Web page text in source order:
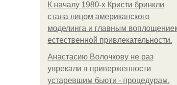
К началу 1980-х Кристи бринкли
стала лицом американского
моделинга и главным
естественной привлекательности.
Анастасию Волочкову не раз
упрекали в приверженности
устаревшим бьюти - процедурам.